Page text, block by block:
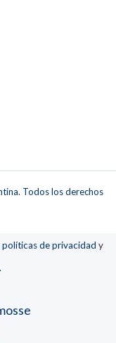
Todos los derechos
políticas de privacidad y
.